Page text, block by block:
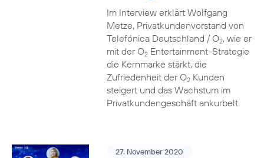
Im Interview erklärt Wolfgang
Metze, Privatkundenvorstand von
Telefónica Deutschland / O2, wie er
mit der O2Entertainment-Strategie
die Kernmarke stärkt, die
Zufriedenheit der O2Kunden
steigert und das Wachstum im
Privatkundengeschäft ankurbelt.
27. November 2020